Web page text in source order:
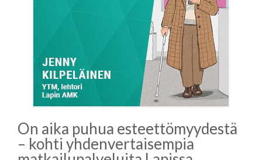
On aika puhua esteettömyydestä
– kohti yhdenvertaisempia